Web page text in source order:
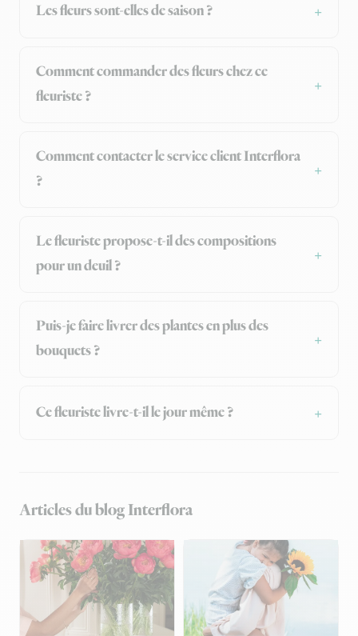
Les fleurs sont-elles de saison ?
Comment commander des fleurs chez ce
fleuriste ?
Comment contacter le service client Interflora
?
Le fleuriste propose-t-il des compositions
pour un deuil ?
Puis-je faire livrer des plantes en plus des
bouquets ?
Ce fleuriste livre-t-il le jour même ?
Articles du blog Interflora